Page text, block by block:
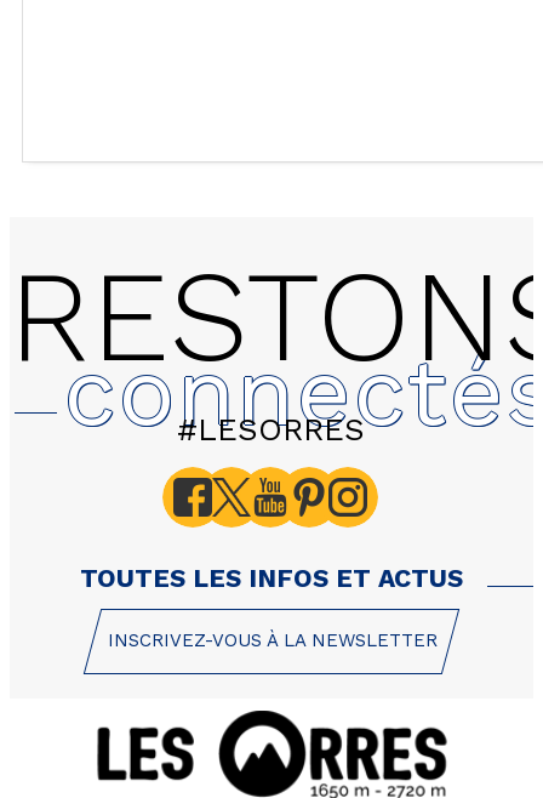
#LESORRES
TOUTES LES INFOS ET ACTUS
INSCRIVEZ-VOUS À LA NEWSLETTER